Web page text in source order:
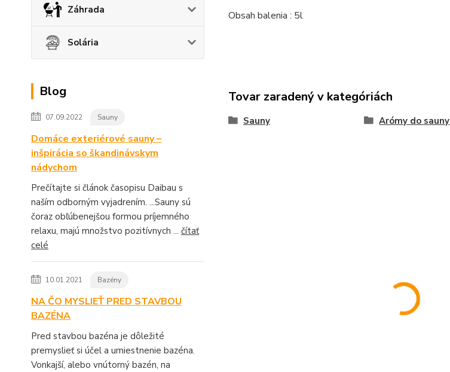
Záhrada
Solária
Blog
07.09.2022 Sauny
Domáce exteriérové sauny –
inšpirácia so škandinávskym
nádychom
Prečítajte si článok časopisu Daibau s
naším odborným vyjadrením. ...Sauny sú
čoraz obľúbenejšou formou príjemného
relaxu, majú množstvo pozitívnych ... čítať
celé
10.01.2021 Bazény
NA ČO MYSLIEŤ PRED STAVBOU
BAZÉNA
Pred stavbou bazéna je dôležité
premyslieť si účel a umiestnenie bazéna.
Vonkajší, alebo vnútorný bazén, na
Obsah balenia : 5l
Tovar zaradený v kategóriách
Sauny Arómy do sauny